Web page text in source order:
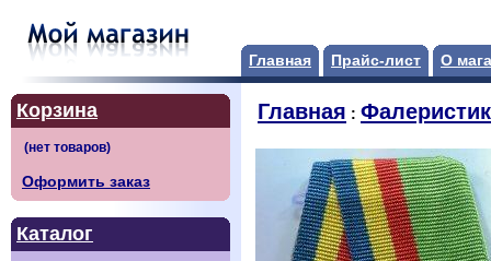
Главная Прайс-лист О
Корзина
Оформить заказ
Каталог
Главная :